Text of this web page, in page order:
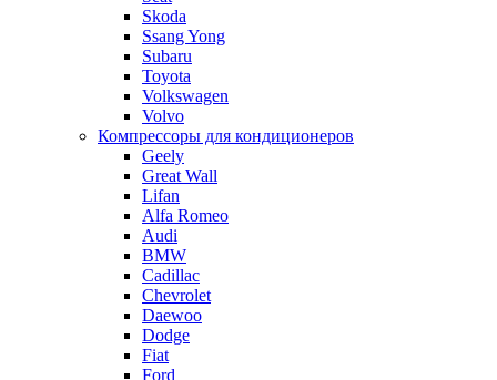
Skoda
Ssang Yong
Subaru
Toyota
Volkswagen
Volvo
Компрессоры для кондиционеров
Geely
Great Wall
Lifan
Alfa Romeo
Audi
BMW
Cadillac
Chevrolet
Daewoo
Dodge
Fiat
Ford